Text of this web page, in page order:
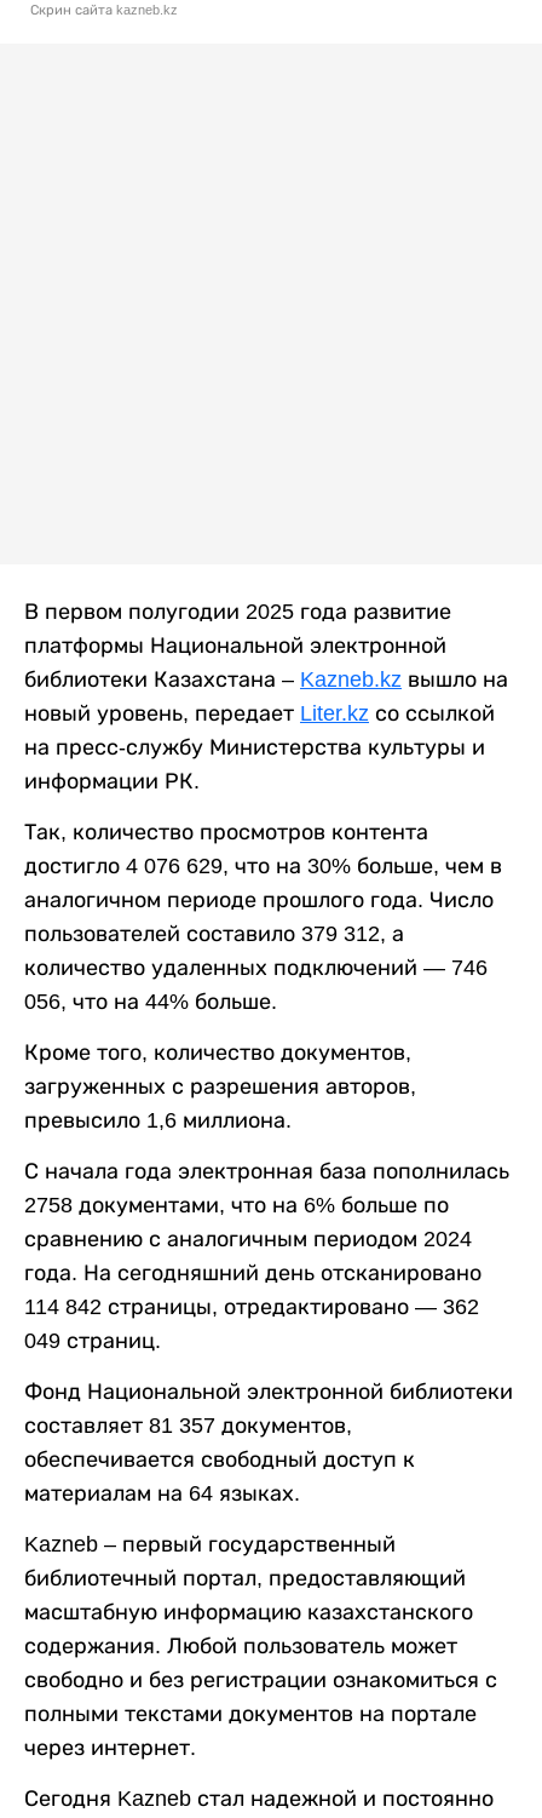
Скрин сайта kazneb.kz
В первом полугодии 2025 года развитие
платформы Национальной электронной
библиотеки Казахстана – Kazneb.kz вышло на
новый уровень, передает Liter.kz со ссылкой
на пресс-службу Министерства культуры и
информации РК.
Так, количество просмотров контента
достигло 4 076 629, что на 30% больше, чем в
аналогичном периоде прошлого года. Число
пользователей составило 379 312, а
количество удаленных подключений — 746
056, что на 44% больше.
Кроме того, количество документов,
загруженных с разрешения авторов,
превысило 1,6 миллиона.
С начала года электронная база пополнилась
2758 документами, что на 6% больше по
сравнению с аналогичным периодом 2024
года. На сегодняшний день отсканировано
114 842 страницы, отредактировано — 362
049 страниц.
Фонд Национальной электронной библиотеки
составляет 81 357 документов,
обеспечивается свободный доступ к
материалам на 64 языках.
Kazneb – первый государственный
библиотечный портал, предоставляющий
масштабную информацию казахстанского
содержания. Любой пользователь может
свободно и без регистрации ознакомиться с
полными текстами документов на портале
через интернет.
Сегодня Kazneb стал надежной и постоянно